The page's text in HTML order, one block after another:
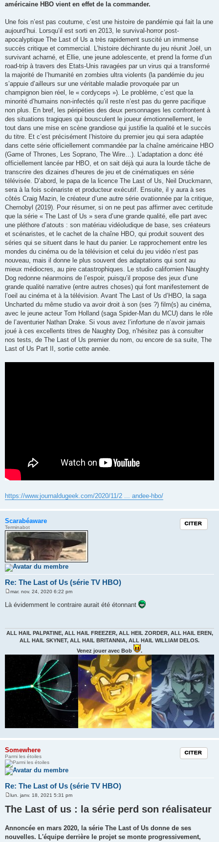
américaine HBO vient en effet de la commander.
Une fois n’est pas coutume, c’est une histoire de pandémie qui fait la une
aujourd’hui. Lorsqu’il est sorti en 2013, le survival-horror post-
apocalyptique The Last of Us a très rapidement suscité un immense
succès critique et commercial. L’histoire déchirante du jeu réunit Joël, un
survivant acharné, et Ellie, une jeune adolescente, et prend la forme d’un
road-trip à travers des Etats-Unis ravagées par un virus qui a transformé
la majorité de l’humanité en zombies ultra violents (la pandémie du jeu
s’appuie d’ailleurs sur une véritable maladie provoquée par un
champignon bien réel, le « cordyceps »). Le problème, c’est que la
minorité d’humains non-infectés qu’il reste n’est pas du genre pacifique
non plus. En bref, les péripéties des deux personnages les confrontent à
des situations tragiques qui bousculent le joueur émotionnellement, le
tout dans une mise en scène grandiose qui justifie la qualité et le succès
du titre. Et c’est précisément l’histoire du premier jeu qui sera adaptée
dans cette série officiellement commandée par la chaîne américaine HBO
(Game of Thrones, Les Soprano, The Wire…). L’adaptation a donc été
officiellement lancée par HBO, et on sait déjà qui aura la lourde tâche de
transcrire des dizaines d’heures de jeu et de cinématiques en série
télévisée. D’abord, le papa de la licence The Last of Us, Neil Druckmann,
sera à la fois scénariste et producteur exécutif. Ensuite, il y aura à ses
côtés Craig Mazin, le créateur d’une autre série ovationnée par la critique,
Chernobyl (2019). Pour résumer, si on ne peut pas affirmer avec certitude
que la série « The Last of Us » sera d’une grande qualité, elle part avec
une pléthore d’atouts : son matériau vidéoludique de base, ses créateurs
et scénaristes, et le cachet de la chaîne HBO, qui produit souvent des
séries qui se situent dans le haut du panier. Le rapprochement entre les
mondes du cinéma ou de la télévision et celui du jeu vidéo n’est pas
nouveau, mais il donne le plus souvent des adaptations qui sont au
mieux médiocres, au pire catastrophiques. Le studio californien Naughty
Dog redonne néanmoins de l’espoir, puisqu’il propose des jeux d’une
grande qualité narrative (entre autres choses) qui font manifestement de
l’oeil au cinéma et à la télévision. Avant The Last of Us d’HBO, la saga
Uncharted du même studio va avoir droit à son (ses ?) film(s) au cinéma,
avec le jeune acteur Tom Holland (saga Spider-Man du MCU) dans le rôle
de l’aventurier Nathan Drake. Si vous avez l’infortune de n’avoir jamais
joué à ces excellents titres de Naughty Dog, n’hésitez pas à consulter
nos tests, de The Last of Us premier du nom, ou encore de sa suite, The
Last of Us Part II, sortie cette année.
https://www.journaldugeek.com/2020/11/2 ... andee-hbo/
Scarabéaware
Terminabot
Re: The Last of Us (série TV HBO)
Citation
e
s
e
mar. nov. 24, 2020 6:22 pm
Là évidemment le contraire aurait été étonnant
ALL HAIL PALPATINE, ALL HAIL FREEZER, ALL HEIL ZORDER, ALL HAIL EREN,
ALL HAIL SKYNET, ALL HAIL BRITANNIA, ALL HAIL WILLIAM DELOS.
Venez jouer avec Bob
.
Somewhere
Parmi les étoiles
Re: The Last of Us (série TV HBO)
Citation
e
s
g
e
lun. janv. 18, 2021 5:31 pm
The Last of us : la série perd son réalisateur
Annoncée en mars 2020, la série The Last of Us donne de ses
nouvelles. L'équipe derrière le projet se monte progressivement,